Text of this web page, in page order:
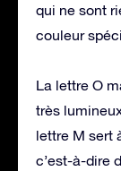
qui ne sont
couleur
La lettre O
très
lettre M sert
c’est-à-dire